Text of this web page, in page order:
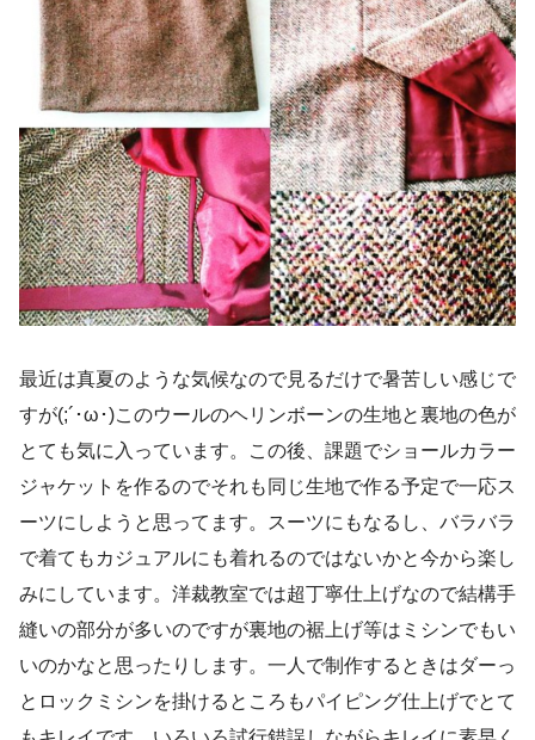
最近は真夏のような気候なので見るだけで暑苦しい感じで
すが(;´･ω･)このウールのヘリンボーンの生地と裏地の色が
とても気に入っています。この後、課題でショールカラー
ジャケットを作るのでそれも同じ生地で作る予定で一応ス
ーツにしようと思ってます。スーツにもなるし、バラバラ
で着てもカジュアルにも着れるのではないかと今から楽し
みにしています。洋裁教室では超丁寧仕上げなので結構手
縫いの部分が多いのですが裏地の裾上げ等はミシンでもい
いのかなと思ったりします。一人で制作するときはダーっ
とロックミシンを掛けるところもパイピング仕上げでとて